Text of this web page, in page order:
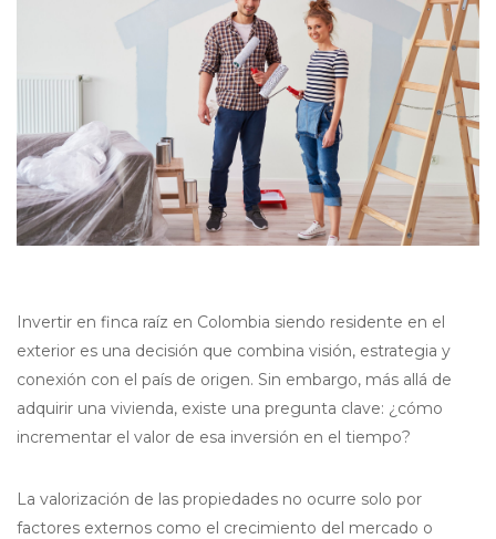
Invertir en finca raíz en Colombia siendo residente en el
exterior es una decisión que combina visión, estrategia y
conexión con el país de origen. Sin embargo, más allá de
adquirir una vivienda, existe una pregunta clave: ¿cómo
incrementar el valor de esa inversión en el tiempo?
La valorización de las propiedades no ocurre solo por
factores externos como el crecimiento del mercado o